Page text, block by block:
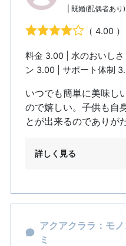
| 既婚(配偶者あり)
（ 4.00 ）
料金 3.00 | 水のおいし
ン 3.00 | サポート体制
いつでも簡単に美味し
ので嬉しい。子供も自
とが出来るのでありが
詳しく見る
アクアクララ：モ
ミ